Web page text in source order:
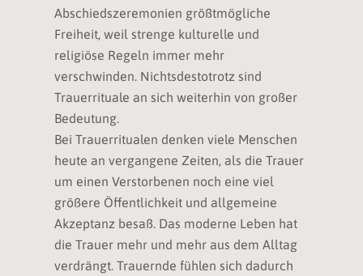
Abschiedszeremonien größtmögliche
Freiheit, weil strenge kulturelle und
religiöse Regeln immer mehr
verschwinden. Nichtsdestotrotz sind
Trauerrituale an sich weiterhin von großer
Bedeutung.
Bei Trauerritualen denken viele Menschen
heute an vergangene Zeiten, als die Trauer
um einen Verstorbenen noch eine viel
größere Öffentlichkeit und allgemeine
Akzeptanz besaß. Das moderne Leben hat
die Trauer mehr und mehr aus dem Alltag
verdrängt. Trauernde fühlen sich dadurch